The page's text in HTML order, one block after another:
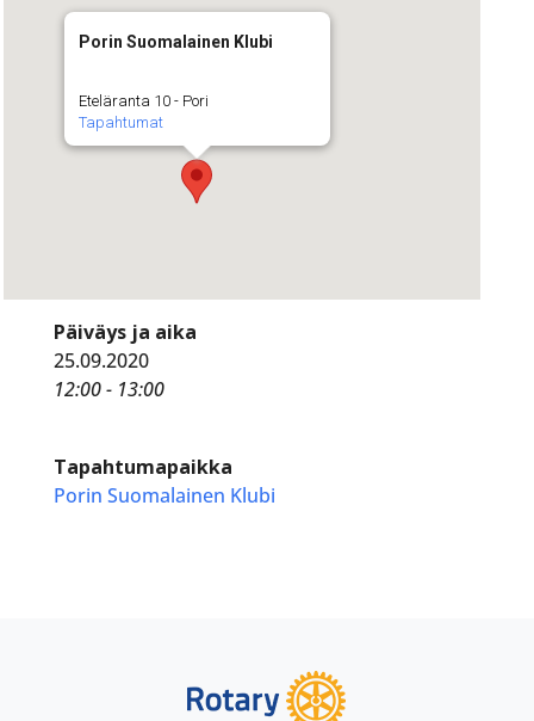
Porin Suomalainen Klubi
Eteläranta 10 - Pori
Tapahtumat
Päiväys ja aika
25.09.2020
12:00 - 13:00
Tapahtumapaikka
Porin Suomalainen Klubi